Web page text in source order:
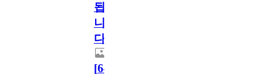
됩
니
다.
[64